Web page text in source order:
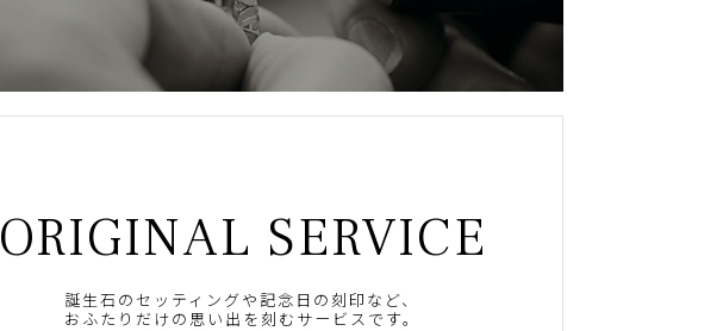
ORIGINAL SERVICE
誕生石のセッティングや記念日の刻印など、
おふたりだけの思い出を刻むサービスです。